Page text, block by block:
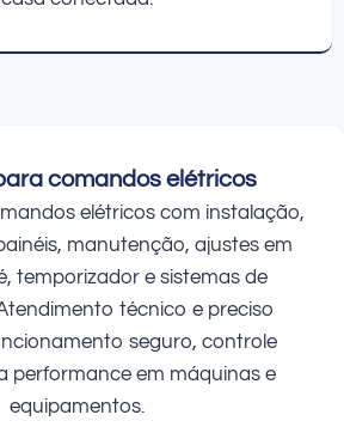
comandos elétricos
elétricos com instalação,
manutenção, ajustes em
temporizador e sistemas de
técnico e preciso
seguro, controle
performance em máquinas e
equipamentos.